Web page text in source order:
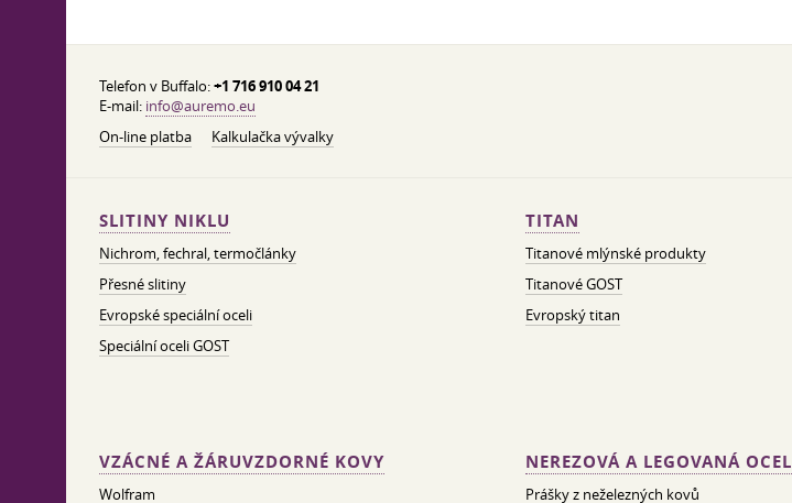
Telefon v Buffalo:+1 716 910 04 21
E-mail: info@auremo.eu
On-line platba
Kalkulačka vývalky
SLITINY NIKLU
Nichrom, fechral, termočlánky
Přesné slitiny
Evropské speciální oceli
Speciální oceli GOST
TITAN
Titanové mlýnské produkty
Titanové GOST
Evropský titan
VZÁCNÉ A ŽÁRUVZDORNÉ KOVY
Wolfram
NEREZOVÁ A LEGOVANÁ OCEL
Prášky z neželezných kovů